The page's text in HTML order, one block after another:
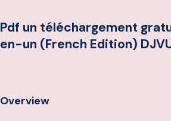
Pdf un téléchargement
en-un (French Edition)
Overview